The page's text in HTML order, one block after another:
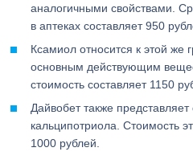
аналогичными свойствами.
в аптеках составляет 950
Ксамиол относится к этой же
основным действующим
стоимость составляет 1150
Дайвобет также
кальципотриола. Стоимость
1000 рублей.